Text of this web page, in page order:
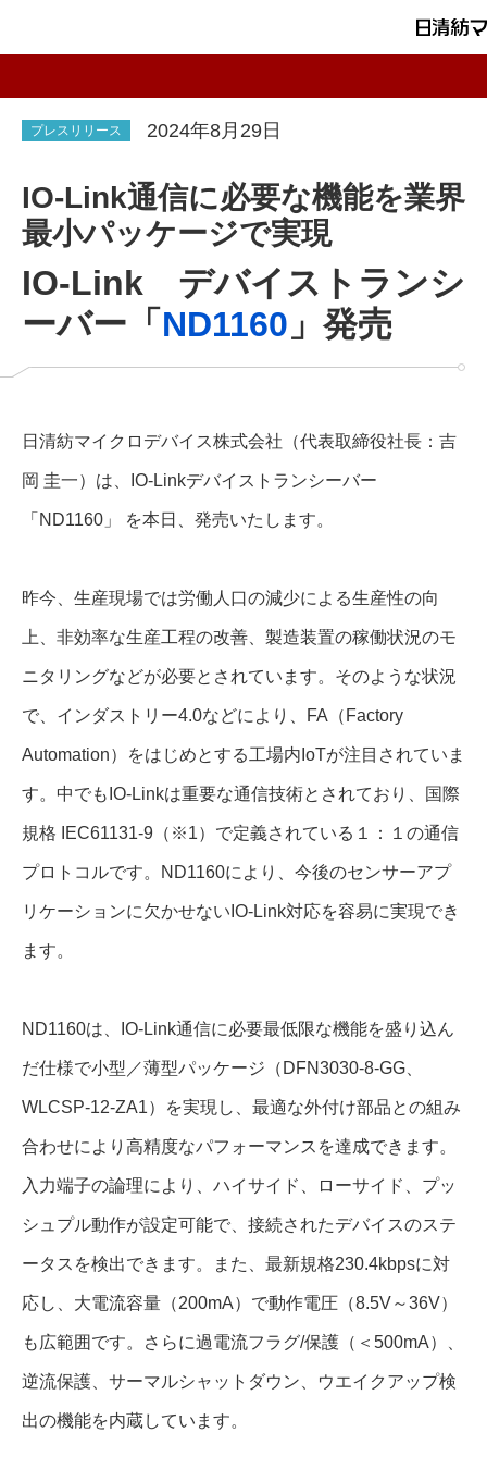
プレスリリース 2024年8月29日
IO-Link通信に必要な機能を業界
最小パッケージで実現
IO-Link デバイストランシ
ーバー「 ND1160 」発売
日清紡マイクロデバイス株式会社（代表取締役社長：吉
岡 圭一）は、IO-Linkデバイストランシーバー
「ND1160」 を本日、発売いたします。
昨今、生産現場では労働人口の減少による生産性の向
上、非効率な生産工程の改善、製造装置の稼働状況のモ
ニタリングなどが必要とされています。そのような状況
で、インダストリー4.0などにより、FA（Factory
Automation）をはじめとする工場内IoTが注目されていま
す。中でもIO-Linkは重要な通信技術とされており、国際
規格 IEC61131-9（※1）で定義されている１：１の通信
プロトコルです。ND1160により、今後のセンサーアプ
リケーションに欠かせないIO-Link対応を容易に実現でき
ます。
ND1160は、IO-Link通信に必要最低限な機能を盛り込ん
だ仕様で小型／薄型パッケージ（DFN3030-8-GG、
WLCSP-12-ZA1）を実現し、最適な外付け部品との組み
合わせにより高精度なパフォーマンスを達成できます。
入力端子の論理により、ハイサイド、ローサイド、プッ
シュプル動作が設定可能で、接続されたデバイスのステ
ータスを検出できます。 また、最新規格230.4kbpsに対
応し、大電流容量（200mA）で動作電圧（8.5V～36V）
も広範囲です。さらに過電流フラグ/保護（＜500mA）、
逆流保護、サーマルシャットダウン、ウエイクアップ検
出の機能を内蔵しています。